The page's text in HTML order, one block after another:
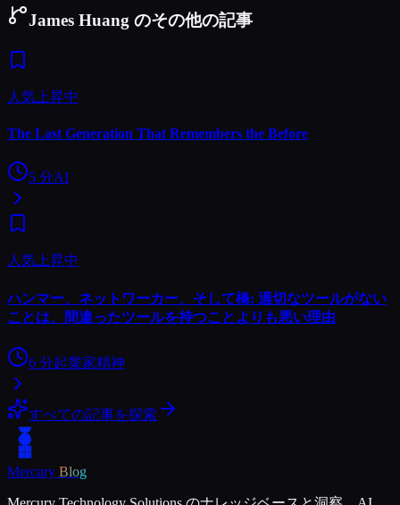
James Huang のその他の記事
人気上昇中
The Last Generation That Remembers the Before
5 分AI
人気上昇中
ハンマー、ネットワーカー、そして橋: 適切なツールがない
ことは、間違ったツールを持つことよりも悪い理由
6 分起業家精神
すべての記事を探索
Mercury Blog